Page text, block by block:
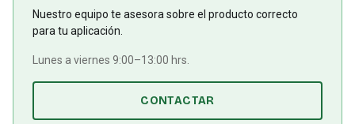
Nuestro equipo te asesora sobre el producto correcto
para tu aplicación.
Lunes a viernes 9:00–13:00 hrs.
CONTACTAR